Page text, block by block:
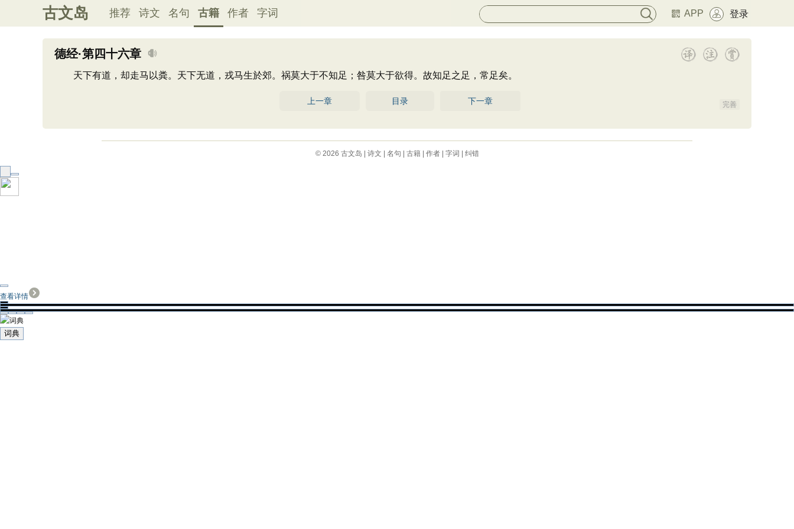
古文岛 推荐 诗文 名句 古籍 作者 字词 APP 登录
德经·第四十六章
天下有道，却走马以粪。天下无道，戎马生於郊。祸莫大于不知足；咎莫大于欲得。故知足之足，常足矣。
上一章 目录 下一章 完善
© 2026 古文岛 诗文 名句 古籍| 作者| 字词 纠错
查看详情
词典